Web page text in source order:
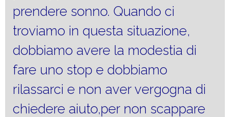
prendere sonno. Quando ci
troviamo in questa situazione,
dobbiamo avere la modestia di
fare uno stop e dobbiamo
rilassarci e non aver vergogna di
chiedere aiuto,per non scappare